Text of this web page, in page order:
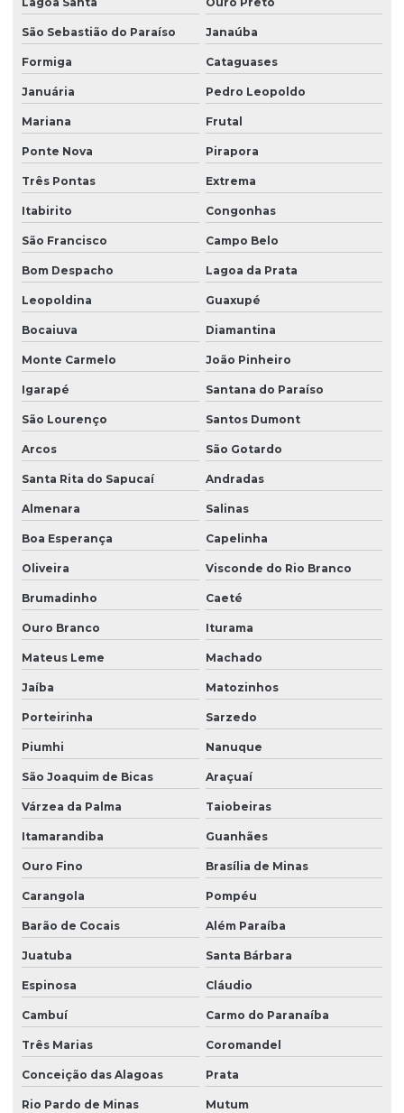
São Sebastião do Paraíso Janaúba
Formiga Cataguases
Januária Pedro Leopoldo
Mariana Frutal
Ponte Nova Pirapora
Três Pontas Extrema
Itabirito Congonhas
São Francisco Campo Belo
Bom Despacho Lagoa da Prata
Leopoldina Guaxupé
Bocaiuva Diamantina
Monte Carmelo João Pinheiro
Igarapé Santana do Paraíso
São Lourenço Santos Dumont
Arcos São Gotardo
Santa Rita do Sapucaí Andradas
Almenara Salinas
Boa Esperança Capelinha
Oliveira Visconde do Rio Branco
Brumadinho Caeté
Ouro Branco Iturama
Mateus Leme Machado
Jaíba Matozinhos
Porteirinha Sarzedo
Piumhi Nanuque
São Joaquim de Bicas Araçuaí
Várzea da Palma Taiobeiras
Itamarandiba Guanhães
Ouro Fino Brasília de Minas
Carangola Pompéu
Barão de Cocais Além Paraíba
Juatuba Santa Bárbara
Espinosa Cláudio
Cambuí Carmo do Paranaíba
Três Marias Coromandel
Conceição das Alagoas Prata
Rio Pardo de Minas Mutum